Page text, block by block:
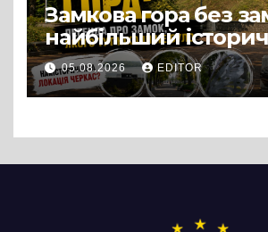
Замкова гора без
найбільший
міф Черкас
05.08.2026 EDITOR